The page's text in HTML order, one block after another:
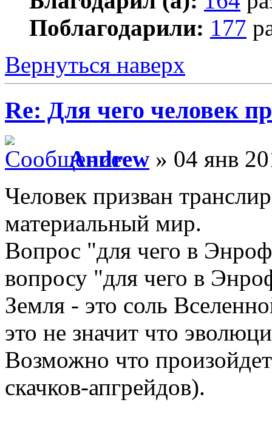
Поблагодарили: 177
Вернуться наверх
Re: Для чего человек
Andrew » 04 янв
Человек призван
материальный мир.
Вопрос "для чего в
вопросу "для чего в
Земля - это соль
это не значит что
Возможно что
скачков-апгрейдов).